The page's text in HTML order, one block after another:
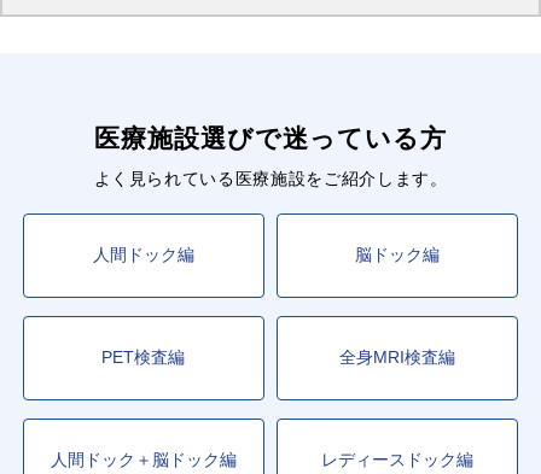
医療施設選びで迷っている方
よく見られている医療施設をご紹介します。
人間ドック編 脳ドック編
PET検査編 全身MRI検査編
人間ドック＋脳ドック編 レディースドック編